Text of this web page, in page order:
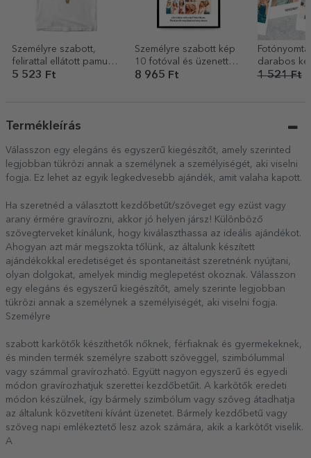
Személyre szabott,
felirattal ellátott pamut
póló – A gazdag orr
5 523 Ft
Személyre szabott kép
10 fotóval és üzenettel
– Friends
8 965 Ft
darabos
cm-es
1 521 Ft
Termékleírás
Válasszon egy elegáns és egyszerű kiegészítőt, amely szerinted
legjobban tükrözi annak a személynek a személyiségét, aki viselni
fogja. Ez lehet az egyik legkedvesebb ajándék, amit valaha kapott.
Ha szeretnéd a választott kezdőbetűt/szöveget egy ezüst vagy
arany érmére gravírozni, akkor jó helyen jársz! Különböző
szövegterveket kínálunk, hogy kiválaszthassa az ideális ajándékot.
Ahogyan azt már megszokta tőlünk, az általunk készített
ajándékokkal eredetiséget és spontaneitást szeretnénk nyújtani,
olyan dolgokat, amelyek mindig meglepetést okoznak. Válasszon
egy elegáns és egyszerű kiegészítőt, amely szerinte legjobban
tükrözi annak a személynek a személyiségét, aki viselni fogja.
Személyre
szabott karkötők készíthetők nőknek, férfiaknak és gyermekeknek,
és minden termék személyre szabott szöveggel, szimbólummal
vagy számmal gravírozható. Együtt nagyon egyszerű és egyedi
módon gravírozhatjuk szerettei kezdőbetűit. A karkötők eredeti
módon készülnek, így bármely szimbólum vagy szöveg átadhatja
az általunk közvetíteni kívánt üzenetet. Bármely kezdőbetű vagy
szöveg napi emlékeztető lesz azok számára, akik a karkötőt viselik.
A